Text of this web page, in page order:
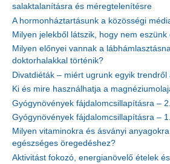
salaktalanításra és méregtelenítésre
A hormonháztartásunk a közösségi
Milyen jelekből látszik, hogy nem
Milyen előnyei vannak a
doktorhalakkal történik?
Divatdiéták – miért ugrunk egyik trendről
Ki és mire használhatja a
Gyógynövények fájdalomcsillapításra –
Gyógynövények fájdalomcsillapításra –
Milyen vitaminokra és ásványi
egészséges öregedéshez?
Aktivitást fokozó, energianövelő ételek